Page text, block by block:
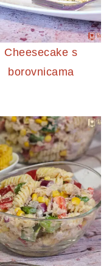
Cheesecake s
borovnicama